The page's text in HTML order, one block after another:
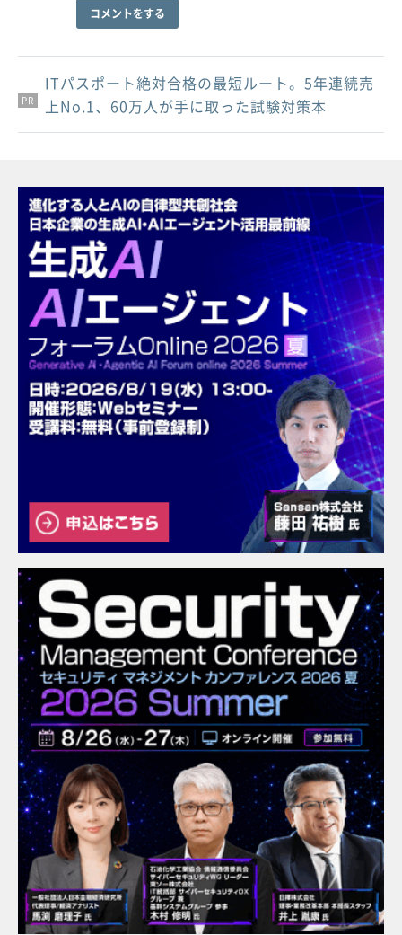
コメントをする
PR
PR
PR
ITパスポート絶対合格の最短ルート。5年連続売
上No.1、60万人が手に取った試験対策本